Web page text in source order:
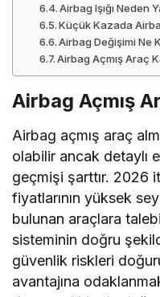
Airbag Işığı Neden
Küçük Kazada
Airbag Değişimi Ne
Airbag Açmış Araç
Airbag Açmış
Airbag açmış araç
olabilir ancak detaylı
geçmişi şarttır. 2026
fiyatlarının yüksek
bulunan araçlara
sisteminin doğru
güvenlik riskleri
avantajına